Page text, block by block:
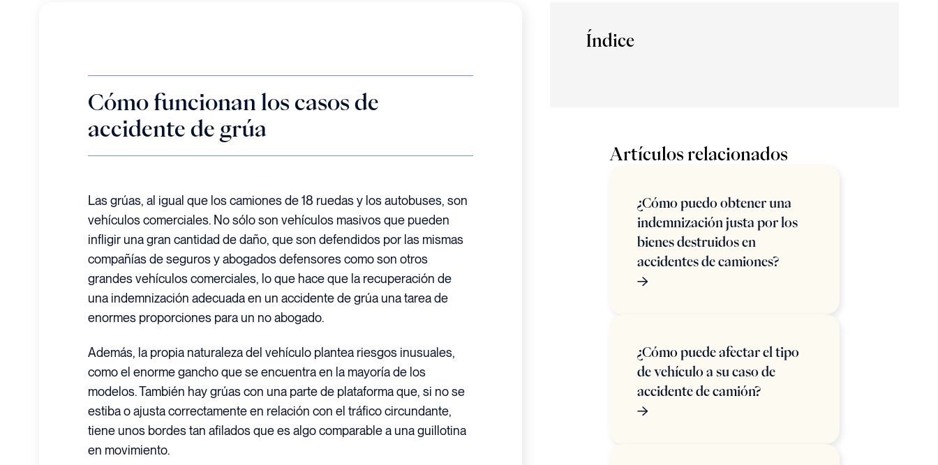
Cómo funcionan los casos de
accidente de grúa
Las grúas, al igual que los camiones de 18 ruedas y los autobuses, son
vehículos comerciales. No sólo son vehículos masivos que pueden
infligir una gran cantidad de daño, que son defendidos por las mismas
compañías de seguros y abogados defensores como son otros
grandes vehículos comerciales, lo que hace que la recuperación de
una indemnización adecuada en un accidente de grúa una tarea de
enormes proporciones para un no abogado.
Además, la propia naturaleza del vehículo plantea riesgos inusuales,
como el enorme gancho que se encuentra en la mayoría de los
modelos. También hay grúas con una parte de plataforma que, si no se
estiba o ajusta correctamente en relación con el tráfico circundante,
tiene unos bordes tan afilados que es algo comparable a una guillotina
en movimiento.
Índice
Artículos relacionados
¿Cómo puedo obtener una
indemnización justa por los
bienes destruidos en
accidentes de camiones?
¿Cómo puede afectar el tipo
de vehículo a su caso de
accidente de camión?